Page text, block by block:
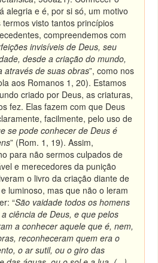
alegria e é, por si só, um motivo
visto tantos princípios
compreendemos com
invisíveis de Deus, seu
desde a criação do mundo,
através de suas obras”, como nos
aos Romanos 1, 20). Estamos
criado por Deus, as criaturas,
fez. Elas fazem com que Deus
facilmente, pelo uso de
se pode conhecer de Deus é
” (Rom. 1, 19). Assim,
para não sermos culpados de
e merecedores da punição
o livro da criação diante de
luminoso, mas que não o leram
“São vaidade todos os homens
ciência de Deus, e que pelos
a conhecer aquele que é, nem,
reconheceram quem era o
o ar sutil, ou o giro das